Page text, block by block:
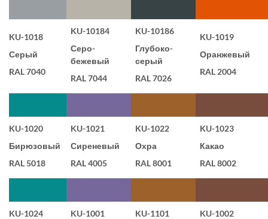
KU-1018
Серый
RAL 7040
KU-10184
Серо-
бежевый
RAL 7044
KU-10186
Глубоко-
серый
RAL 7026
KU-1019
Оранжевый
RAL 2004
KU-1020
Бирюзовый
RAL 5018
KU-1021
Сиреневый
RAL 4005
KU-1022
Охра
RAL 8001
KU-1023
Какао
RAL 8002
KU-1024
KU-1001
KU-1101
KU-1002